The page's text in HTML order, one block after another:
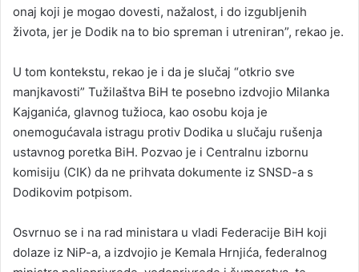
onaj koji je mogao dovesti, nažalost, i do izgubljenih
života, jer je Dodik na to bio spreman i utreniran”, rekao je.
U tom kontekstu, rekao je i da je slučaj “otkrio sve
manjkavosti” Tužilaštva BiH te posebno izdvojio Milanka
Kajganića, glavnog tužioca, kao osobu koja je
onemogućavala istragu protiv Dodika u slučaju rušenja
ustavnog poretka BiH. Pozvao je i Centralnu izbornu
komisiju (CIK) da ne prihvata dokumente iz SNSD-a s
Dodikovim potpisom.
Osvrnuo se i na rad ministara u vladi Federacije BiH koji
dolaze iz NiP-a, a izdvojio je Kemala Hrnjića, federalnog